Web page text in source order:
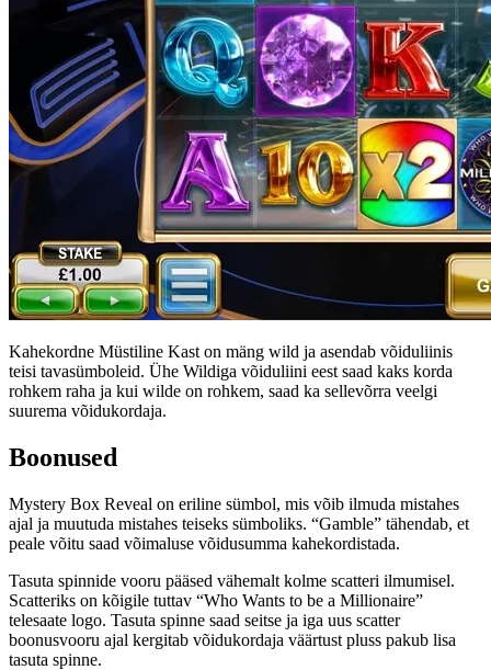
Kahekordne Müstiline Kast on mäng wild ja asendab võiduliinis
teisi tavasümboleid. Ühe Wildiga võiduliini eest saad kaks korda
rohkem raha ja kui wilde on rohkem, saad ka sellevõrra veelgi
suurema võidukordaja.
Boonused
Mystery Box Reveal on eriline sümbol, mis võib ilmuda mistahes
ajal ja muutuda mistahes teiseks sümboliks. “Gamble” tähendab, et
peale võitu saad võimaluse võidusumma kahekordistada.
Tasuta spinnide vooru pääsed vähemalt kolme scatteri ilmumisel.
Scatteriks on kõigile tuttav “Who Wants to be a Millionaire”
telesaate logo. Tasuta spinne saad seitse ja iga uus scatter
boonusvooru ajal kergitab võidukordaja väärtust pluss pakub lisa
tasuta spinne.